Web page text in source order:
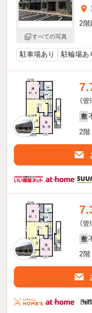
すべての写真
2階
駐車場あり 駐輪場あ
（
敷
2階
（
敷
2階